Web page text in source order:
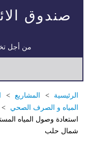
صندوق
من أجل
الرئيسية المشاريع
المياه و الصرف الصحي
استعادة وصول المياه
شمال حلب